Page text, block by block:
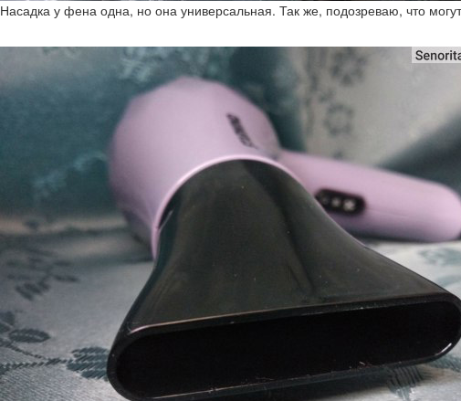
Насадка у фена одна, но она универсальная. Так же, подозреваю, что